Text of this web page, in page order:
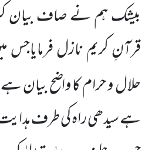
بیشک ہم نے صاف بیان
قرآنِ کریم نازل فرمایاجس
حلال و حرام کا واضح بیان
ہے سیدھی راہ کی طرف